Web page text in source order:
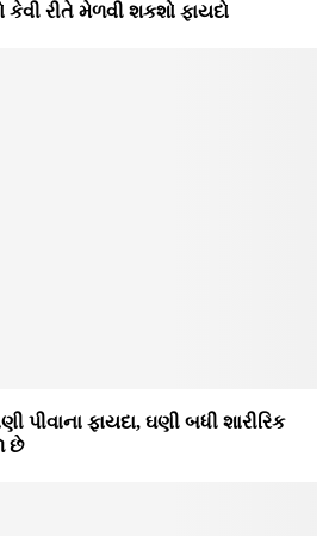
રીતે મેળવી શકશો ફાયદો
પીવાના ફાયદા, ઘણી બધી શારીરિક
છે